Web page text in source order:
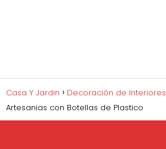
Casa Y Jardin Decoración de Interiores
Artesanias con Botellas de Plastico